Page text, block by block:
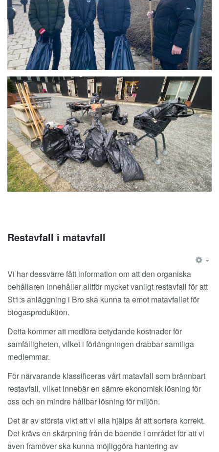
Restavfall i matavfall
Vi har dessvärre fått information om att den organiska
behållaren innehåller alltför mycket vanligt restavfall för att
St1:s anläggning i Bro ska kunna ta emot matavfallet för
biogasproduktion.
Detta kommer att medföra betydande kostnader för
samfälligheten, vilket i förlängningen drabbar samtliga
medlemmar.
För närvarande klassificeras vårt matavfall som brännbart
restavfall, vilket innebär en sämre ekonomisk lösning för
oss och en mindre hållbar lösning för miljön.
Det är av största vikt att vi alla hjälps åt att sortera korrekt.
Det krävs en skärpning från de boende i området för att vi
även framöver ska kunna möjliggöra hantering av